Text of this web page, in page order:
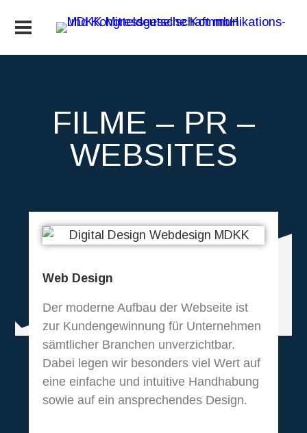
FILME – PR –
WEBSITES
Web Design
Der moderne Aufbau der Webseite ist
zur Kundengewinnung für Unternehmen
sämtlicher Branchen unverzichtbar.
Dabei legen wir besonders viel Wert auf
eine einfache und intuitive Handhabung
sowie auf ein ansprechendes Design.